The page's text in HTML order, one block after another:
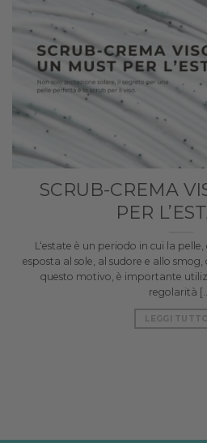
SCRUB-CREMA
PER
L‘estate è un periodo in cui la
esposta al sole, al sudore e allo
questo motivo, è importante
regolarità
LEGGI